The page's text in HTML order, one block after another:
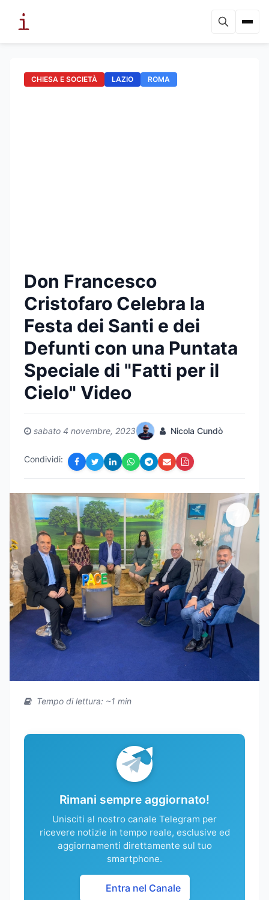
CHIESA E SOCIETÀ LAZIO ROMA
Don Francesco
Cristofaro Celebra la
Festa dei Santi e dei
Defunti con una Puntata
Speciale di "Fatti per il
Cielo" Video
sabato 4 novembre, 2023 Nicola Cundò
Condividi:
Tempo di lettura: ~1 min
Rimani sempre aggiornato!
Unisciti al nostro canale Telegram per
ricevere notizie in tempo reale, esclusive ed
aggiornamenti direttamente sul tuo
smartphone.
Entra nel Canale